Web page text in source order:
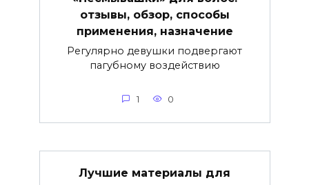
отзывы, обзор, способы
применения, назначение
Регулярно девушки подвергают
пагубному воздействию
1 0
Лучшие материалы для